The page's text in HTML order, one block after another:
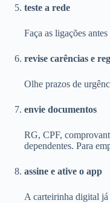
teste a rede
Faça as ligações antes
revise carências e
Olhe prazos de
envie documentos
RG, CPF,
dependentes. Para
assine e ative o app
A carteirinha digital já